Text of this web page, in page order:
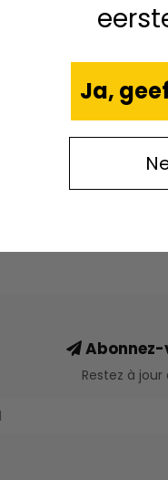
Abonnez-
Restez à
Ja,